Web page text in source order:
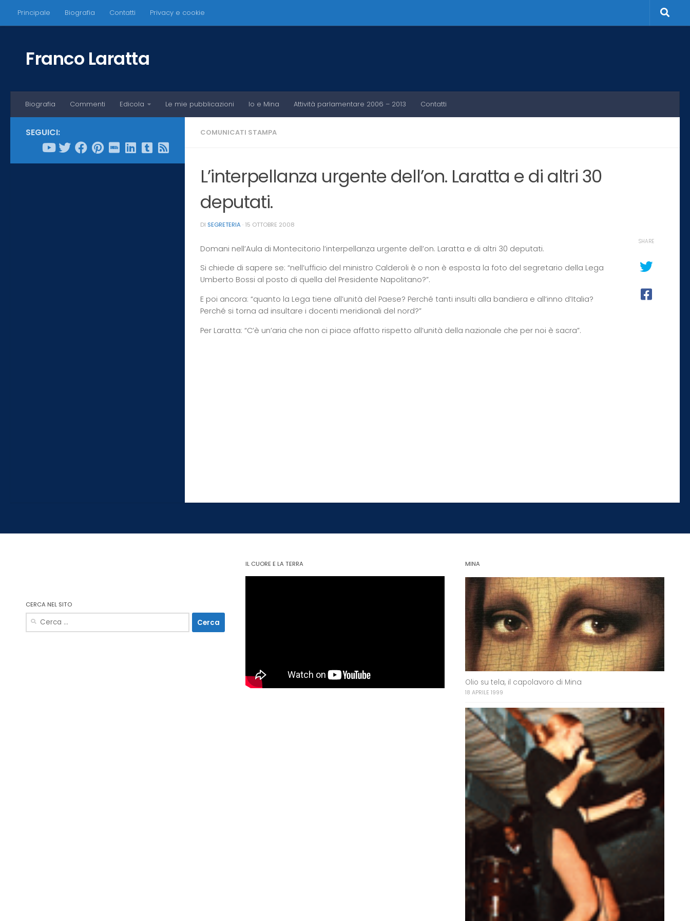
Salta al contenuto
Principale Biografia Contatti Privacy e cookie
Franco Laratta
Biografia Commenti Edicola Le mie pubblicazioni Io e Mina Attività parlamentare 2006 – 2013 Contatti
COMUNICATI STAMPA
L’interpellanza urgente dell’on. Laratta e di altri 30
deputati.
DI SEGRETERIA · 15 OTTOBRE 2008
Domani nell’Aula di Montecitorio l’interpellanza urgente dell’on. Laratta e di altri 30 deputati.
Si chiede di sapere se: “nell’ufficio del ministro Calderoli è o non è esposta la foto del segretario della Lega
Umberto Bossi al posto di quella del Presidente Napolitano?”.
E poi ancora: “quanto la Lega tiene all’unità del Paese? Perché tanti insulti alla bandiera e all’inno d’Italia?
Perché si torna ad insultare i docenti meridionali del nord?”
Per Laratta: “C’è un’aria che non ci piace affatto rispetto all’unità della nazionale che per noi è sacra”.
SHARE
SEGUICI:
CERCA NEL SITO
Ricerca
per:
IL CUORE E LA TERRA MINA
Olio su tela, il capolavoro di Mina
18 APRILE 1999